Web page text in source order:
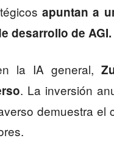
apuntan a
desarrollo de AGI.
la IA general,
. La inversión
demuestra el